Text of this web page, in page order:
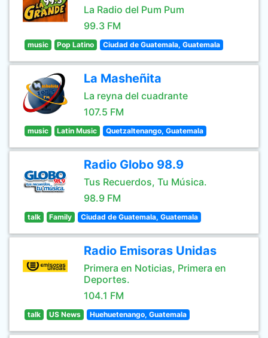
La Radio del Pum Pum
99.3 FM
music Pop Latino Ciudad de Guatemala, Guatemala
La Masheñita
La reyna del cuadrante
107.5 FM
music Latin Music Quetzaltenango, Guatemala
Radio Globo 98.9
Tus Recuerdos, Tu Música.
98.9 FM
talk Family Ciudad de Guatemala, Guatemala
Radio Emisoras Unidas
Primera en Noticias, Primera en
Deportes.
104.1 FM
talk US News Huehuetenango, Guatemala